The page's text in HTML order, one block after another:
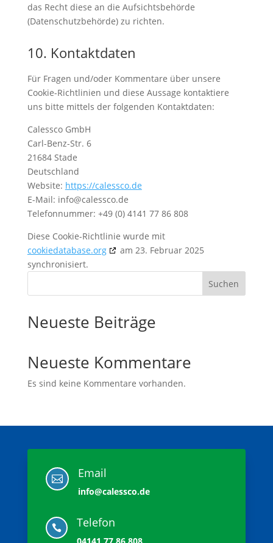
das Recht diese an die Aufsichtsbehörde
(Datenschutzbehörde) zu richten.
10. Kontaktdaten
Für Fragen und/oder Kommentare über unsere
Cookie-Richtlinien und diese Aussage kontaktiere
uns bitte mittels der folgenden Kontaktdaten:
Calessco GmbH
Carl-Benz-Str. 6
21684 Stade
Deutschland
Website: https://calessco.de
E-Mail: info@calessco.de
Telefonnummer: +49 (0) 4141 77 86 808
Diese Cookie-Richtlinie wurde mit
cookiedatabase.org
am 23. Februar 2025
synchronisiert.
Suchen
Neueste Beiträge
Neueste Kommentare
Es sind keine Kommentare vorhanden.
 Email
info@calessco.de
 Telefon